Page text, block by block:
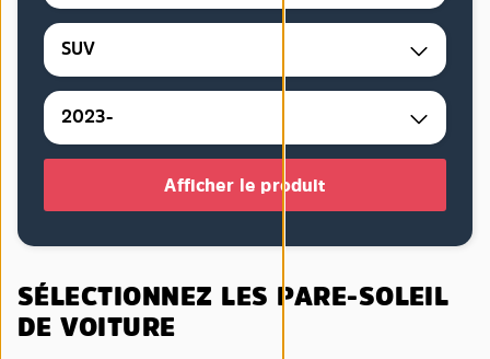
SUV
2023-
Afficher le produit
SÉLECTIONNEZ LES PARE-SOLEIL
DE VOITURE